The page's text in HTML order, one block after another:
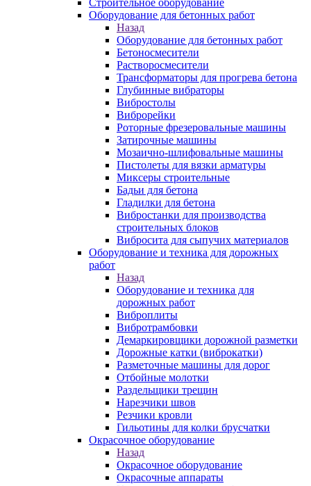
Строительное оборудование
Оборудование для бетонных работ
Назад
Оборудование для бетонных работ
Бетоносмесители
Растворосмесители
Трансформаторы для прогрева бетона
Глубинные вибраторы
Вибростолы
Виброрейки
Роторные фрезеровальные машины
Затирочные машины
Мозаично-шлифовальные машины
Пистолеты для вязки арматуры
Миксеры строительные
Бадьи для бетона
Гладилки для бетона
Вибростанки для производства
строительных блоков
Вибросита для сыпучих материалов
Оборудование и техника для дорожных
работ
Назад
Оборудование и техника для
дорожных работ
Виброплиты
Вибротрамбовки
Демаркировщики дорожной разметки
Дорожные катки (виброкатки)
Разметочные машины для дорог
Отбойные молотки
Раздельщики трещин
Нарезчики швов
Резчики кровли
Гильотины для колки брусчатки
Окрасочное оборудование
Назад
Окрасочное оборудование
Окрасочные аппараты